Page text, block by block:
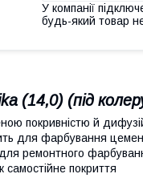
У компанії
будь-який товар
(14,0) (під
покривністю й
для фарбування
ремонтного
покриття